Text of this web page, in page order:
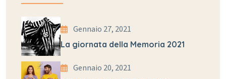
Gennaio 27, 2021
La giornata della Memoria 2021
Gennaio 20, 2021